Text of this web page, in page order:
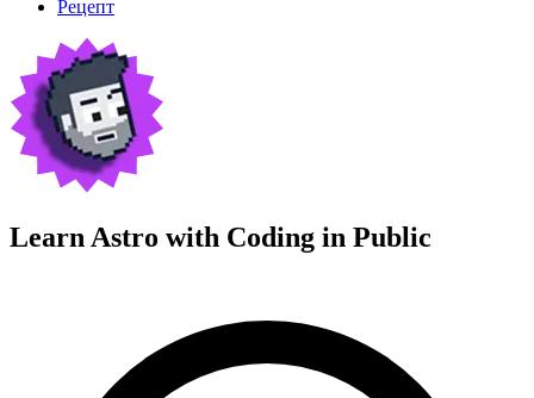
Рецепт
Learn Astro with Coding in Public